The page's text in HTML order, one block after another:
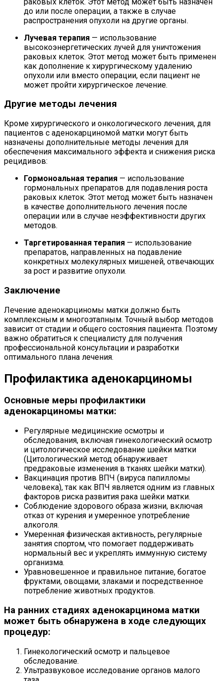
до или после операции, а также в случае
распространения опухоли на другие органы.
Лучевая терапия — использование
высокоэнергетических лучей для уничтожения
раковых клеток. Этот метод может быть применен
как дополнение к хирургическому удалению
опухоли или вместо операции, если пациент не
может пройти хирургическое лечение.
Другие методы лечения
Кроме хирургического и онкологического лечения, для
пациентов с аденокарциномой матки могут быть
назначены дополнительные методы лечения для
обеспечения максимального эффекта и снижения риска
рецидивов:
Гормоноальная терапия — использование
гормональных препаратов для подавления роста
раковых клеток. Этот метод может быть назначен
в качестве дополнительного лечения после
операции или в случае неэффективности других
методов.
Таргетированная терапия — использование
препаратов, направленных на подавление
конкретных молекулярных мишеней, отвечающих
за рост и развитие опухоли.
Заключение
Лечение аденокарциномы матки должно быть
комплексным и многоэтапным. Точный выбор методов
зависит от стадии и общего состояния пациента. Поэтому
важно обратиться к специалисту для получения
профессиональной консультации и разработки
оптимального плана лечения.
Профилактика аденокарциномы
Основные меры профилактики
аденокарциномы матки:
Регулярные медицинские осмотры и
обследования, включая гинекологический осмотр
и цитологическое исследование шейки матки
(Цитологический метод обнаруживает
предраковые изменения в тканях шейки матки).
Вакцинация против ВПЧ (вируса папилломы
человека), так как ВПЧ является одним из главных
факторов риска развития рака шейки матки.
Соблюдение здорового образа жизни, включая
отказ от курения и умеренное употребление
алкоголя.
Умеренная физическая активность, регулярные
занятия спортом, что помогает поддерживать
нормальный вес и укреплять иммунную систему
организма.
Уравновешенное и правильное питание, богатое
фруктами, овощами, злаками и посредственное
потребление животных продуктов.
На ранних стадиях аденокарцинома матки
может быть обнаружена в ходе следующих
процедур:
Гинекологический осмотр и пальцевое
обследование.
Ультразвуковое исследование органов малого